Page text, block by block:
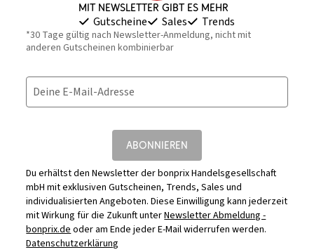
Mit Newsletter gibt es mehr
Gutscheine Sales Trends
*30 Tage gültig nach Newsletter-Anmeldung, nicht mit
anderen Gutscheinen kombinierbar
Deine E-Mail-Adresse
ABONNIEREN
Du erhältst den Newsletter der bonprix Handelsgesellschaft
mbH mit exklusiven Gutscheinen, Trends, Sales und
individualisierten Angeboten. Diese Einwilligung kann jederzeit
mit Wirkung für die Zukunft unterNewsletter Abmeldung -
bonprix.deoder am Ende jeder E-Mail widerrufen werden.
Datenschutzerklärung